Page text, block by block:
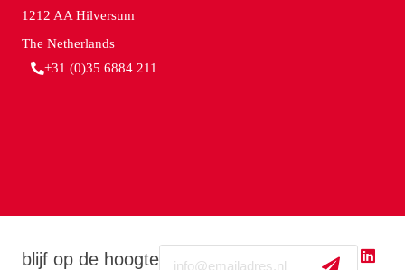
blijf op de hoogte
1212 AA Hilversum
The Netherlands
+31 (0)35 6884 211